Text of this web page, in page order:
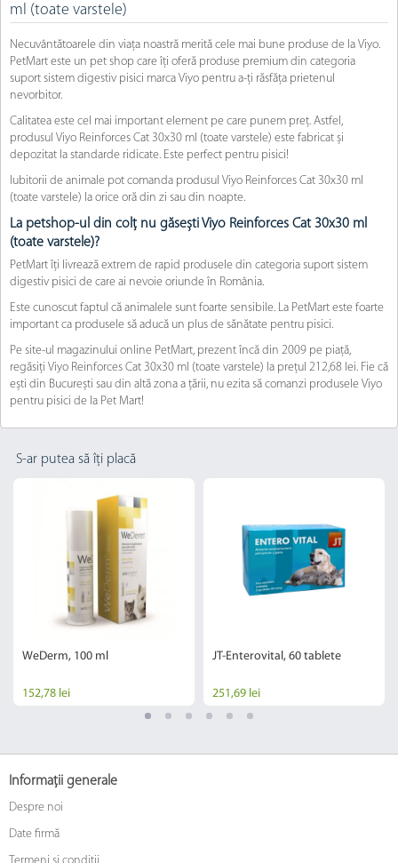
ml (toate varstele)
Necuvântătoarele din viața noastră merită cele mai bune produse de la Viyo.
PetMart este un pet shop care îți oferă produse premium din categoria
suport sistem digestiv pisici marca Viyo pentru a-ți răsfăța prietenul
nevorbitor.
Calitatea este cel mai important element pe care punem preț. Astfel,
produsul Viyo Reinforces Cat 30x30 ml (toate varstele) este fabricat și
depozitat la standarde ridicate. Este perfect pentru pisici!
Iubitorii de animale pot comanda produsul Viyo Reinforces Cat 30x30 ml
(toate varstele) la orice oră din zi sau din noapte.
La petshop-ul din colț nu găsești Viyo Reinforces Cat 30x30 ml
(toate varstele)?
PetMart îți livrează extrem de rapid produsele din categoria suport sistem
digestiv pisici de care ai nevoie oriunde în România.
Este cunoscut faptul că animalele sunt foarte sensibile. La PetMart este foarte
important ca produsele să aducă un plus de sănătate pentru pisici.
Pe site-ul magazinului online PetMart, prezent încă din 2009 pe piață,
regăsiți Viyo Reinforces Cat 30x30 ml (toate varstele) la prețul 212,68 lei. Fie că
ești din București sau din altă zona a țării, nu ezita să comanzi produsele Viyo
pentru pisici de la Pet Mart!
S-ar putea să îți placă
WeDerm, 100 ml
152,78 lei
JT-Enterovital, 60 tablete
251,69 lei
Informații generale
Despre noi
Date firmă